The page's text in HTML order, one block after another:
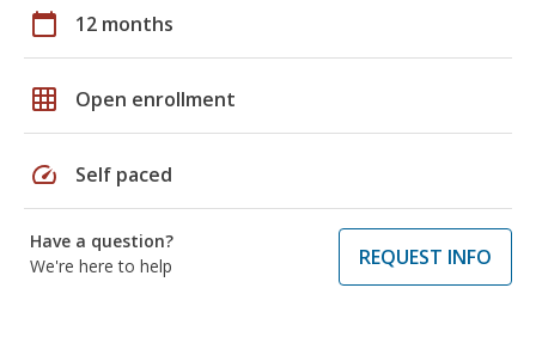
calendar_today 12 months
grid_on Open enrollment
speed Self paced
Have a question?
We're here to help
REQUEST INFO